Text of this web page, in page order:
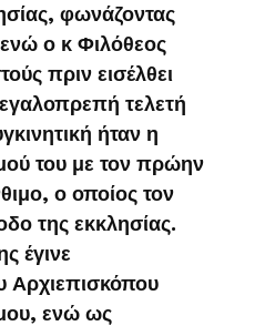
φωνάζοντας
ο κ Φιλόθεος
πριν εισέλθει
τελετή
ήταν η
του με τον πρώην
ο οποίος τον
της εκκλησίας.
έγινε
Αρχιεπισκόπου
ενώ ως